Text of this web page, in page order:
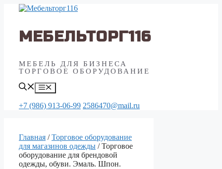
Перейти
МЕБЕЛЬТОРГ116
МЕБЕЛЬ ДЛЯ БИЗНЕСА
ТОРГОВОЕ ОБОРУДОВАНИЕ
Меню
+7 (986) 913-06-99 2586470@mail.ru
Главная /Торговое оборудование
для магазинов одежды / Торговое
оборудование для брендовой
одежды, обуви. Эмаль. Шпон.